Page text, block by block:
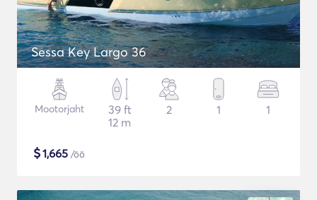
Sessa Key Largo 36
Mootorjaht
39 ft
12 m
2 1 1
$1,665 /öö